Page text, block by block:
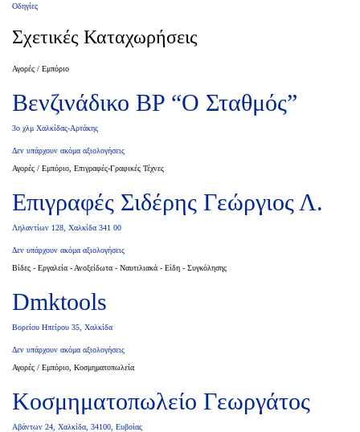
Οδηγίες
Σχετικές Καταχωρήσεις
Αγορές / Εμπόριο
Βενζινάδικο BP “Ο Σταθμός”
3ο χλμ Χαλκίδας-Αρτάκης
Δεν υπάρχουν ακόμα αξιολογήσεις
Αγορές / Εμπόριο, Επιγραφές-Γραφικές Τέχνες
Επιγραφές Σιδέρης Γεώργιος Λ.
Ληλαντίων 128, Χαλκίδα 341 00
Δεν υπάρχουν ακόμα αξιολογήσεις
Βίδες - Εργαλεία - Ανοξείδωτα - Ναυτιλιακά - Είδη - Συγκόλησης
Dmktools
Βορείου Ηπείρου 35, Χαλκίδα
Δεν υπάρχουν ακόμα αξιολογήσεις
Αγορές / Εμπόριο, Κοσμηματοπωλεία
Κοσμηματοπωλείο Γεωργάτος
Αβάντων 24, Χαλκίδα, 34100, Ευβοίας